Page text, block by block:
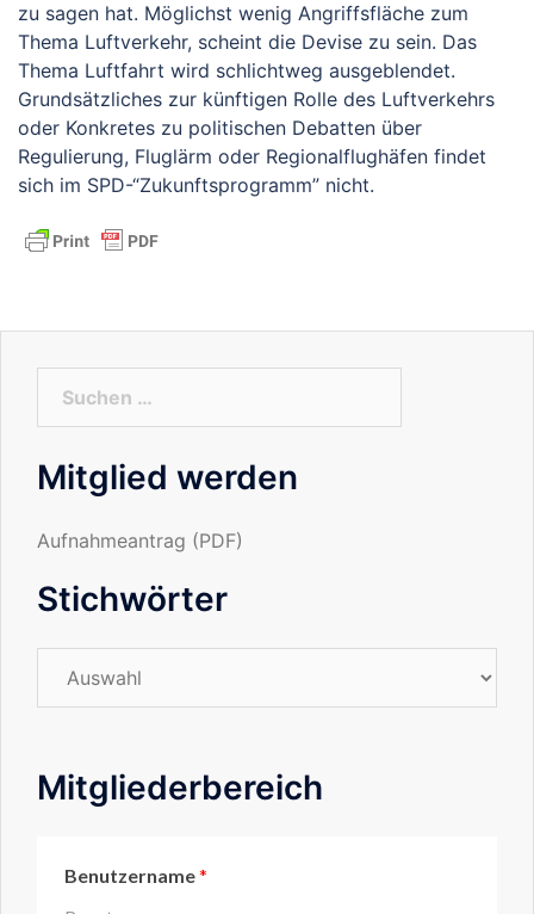
zu sagen hat. Möglichst wenig Angriffsfläche zum
Thema Luftverkehr, scheint die Devise zu sein. Das
Thema Luftfahrt wird schlichtweg ausgeblendet.
Grundsätzliches zur künftigen Rolle des Luftverkehrs
oder Konkretes zu politischen Debatten über
Regulierung, Fluglärm oder Regionalflughäfen findet
sich im SPD-“Zukunftsprogramm” nicht.
nach:
Mitglied werden
Aufnahmeantrag (PDF)
Stichwörter
Mitgliederbereich
Benutzername*